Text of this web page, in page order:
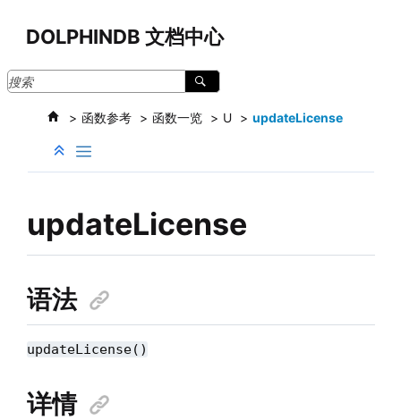
DOLPHINDB 文档中心
函数参考 函数一览 U updateLicense
updateLicense
语法
updateLicense()
详情